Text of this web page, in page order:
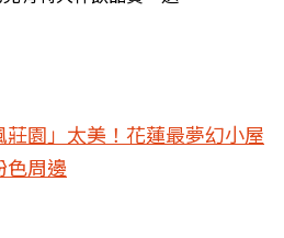
園」太美！花蓮最夢幻小屋
色周邊